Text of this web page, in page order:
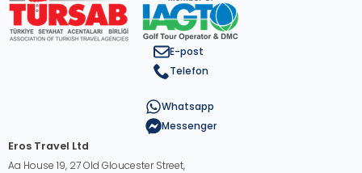
E-post
Telefon
Whatsapp
Messenger
Eros Travel Ltd
Aa House 19, 27 Old Gloucester Street,